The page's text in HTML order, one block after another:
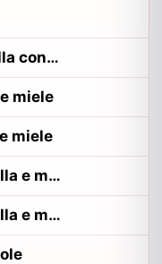
Crostata laziale con ricotta alla contadina romano
miele
miele
Dolcetti tuscolano con cannella e miele
Dolcetti tuscolano con cannella e miele alla contadina tuscolano